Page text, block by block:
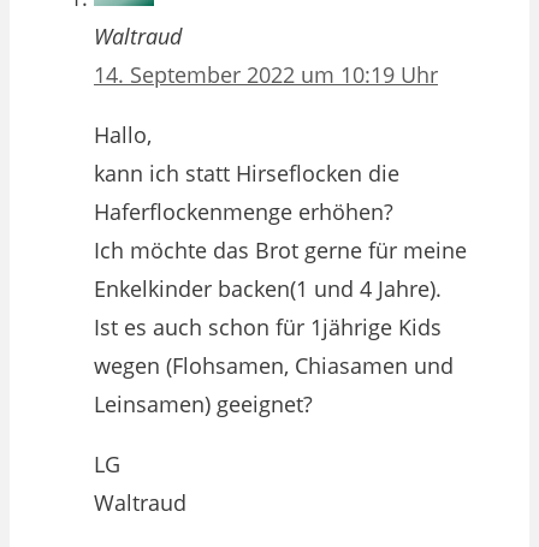
Waltraud
14. September 2022 um 10:19 Uhr
Hallo,
kann ich statt Hirseflocken die
Haferflockenmenge erhöhen?
Ich möchte das Brot gerne für meine
Enkelkinder backen(1 und 4 Jahre).
Ist es auch schon für 1jährige Kids
wegen (Flohsamen, Chiasamen und
Leinsamen) geeignet?
LG
Waltraud